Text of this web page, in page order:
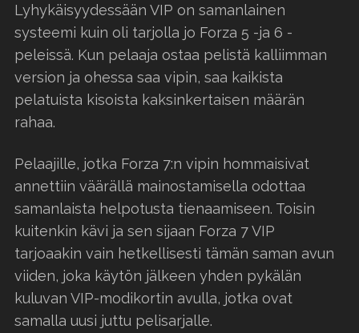
Lyhykäisyydessään VIP on samanlainen
systeemi kuin oli tarjolla jo Forza 5 -ja 6 -
peleissä. Kun pelaaja ostaa pelistä kalliimman
version ja ohessa saa vipin, saa kaikista
pelatuista kisoista kaksinkertaisen määrän
rahaa.
Pelaajille, jotka Forza 7:n vipin hommaisivat
annettiin väärällä mainostamisella odottaa
samanlaista helpotusta tienaamiseen. Toisin
kuitenkin kävi ja sen sijaan Forza 7 VIP
tarjoaakin vain hetkellisesti tämän saman avun
viiden, joka käytön jälkeen yhden pykälän
kuluvan VIP-modikortin avulla, jotka ovat
samalla uusi juttu pelisarjalle.